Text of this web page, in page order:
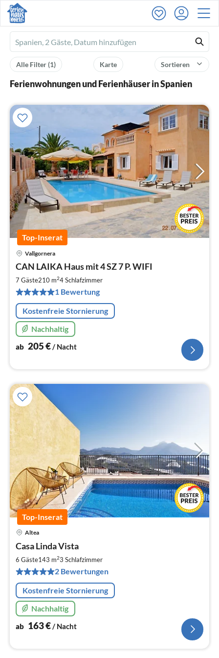
Ferienhausmiete
logo
Sortieren
Karte
Alle Filter(1)
Ferienwohnungen und Ferienhäuser in Spanien
Top-Inserat
Vallgornera
CAN LAIKA Haus mit 4 SZ 7 P. WIFI
7 Gäste210 m24Schlafzimmer
1 Bewertung
Kostenfreie Stornierung
Nachhaltig
ab 205€/ Nacht
Top-Inserat
Altea
Casa Linda Vista
6 Gäste143 m23 Schlafzimmer
2 Bewertungen
Kostenfreie Stornierung
Nachhaltig
ab 163€/ Nacht